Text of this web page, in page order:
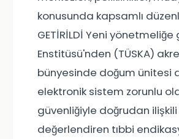
konusunda kapsamlı
GETİRİLDİ Yeni
Enstitüsü'nden (TÜSKA)
bünyesinde doğum ünitesi
elektronik sistem zorunlu
güvenliğiyle doğrudan
değerlendiren tıbbi